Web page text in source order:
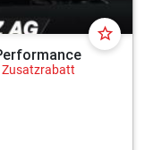
star_border
Zusatzrabatt